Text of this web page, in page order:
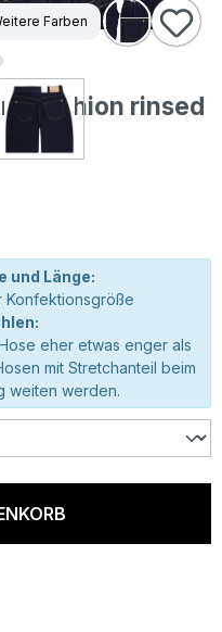
Farben
fashion rinsed
und Länge:
Konfektionsgröße
eher etwas enger als
mit Stretchanteil beim
weiten werden.